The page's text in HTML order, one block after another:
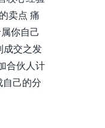
卖点 痛
你自己
成交之发
合伙人计
自己的分